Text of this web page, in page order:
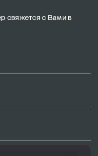
свяжется с Вами в